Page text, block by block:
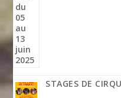
STAGES DE